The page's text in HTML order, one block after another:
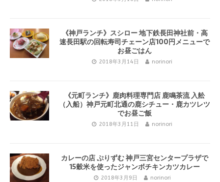
《神戸ランチ》スシロー 地下鉄長田神社前・高
速長田駅の回転寿司チェーン店100円メニューで
お昼ごはん
2018年3月14日 norinori
《元町ランチ》鹿肉料理専門店 鹿鳴茶流 入舩
（入船）神戸元町北通の鹿シチュー・鹿カツレツ
でお昼ご飯
2018年3月11日 norinori
カレーの店 ぷりずむ 神戸三宮センタープラザで
15穀米を使ったジャンボチキンカツカレー
2018年3月9日 norinori